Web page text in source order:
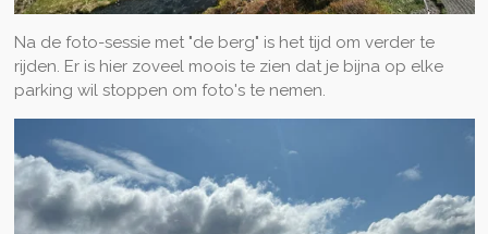
Na de foto-sessie met "de berg" is het tijd om verder te
rijden. Er is hier zoveel moois te zien dat je bijna op elke
parking wil stoppen om foto's te nemen.